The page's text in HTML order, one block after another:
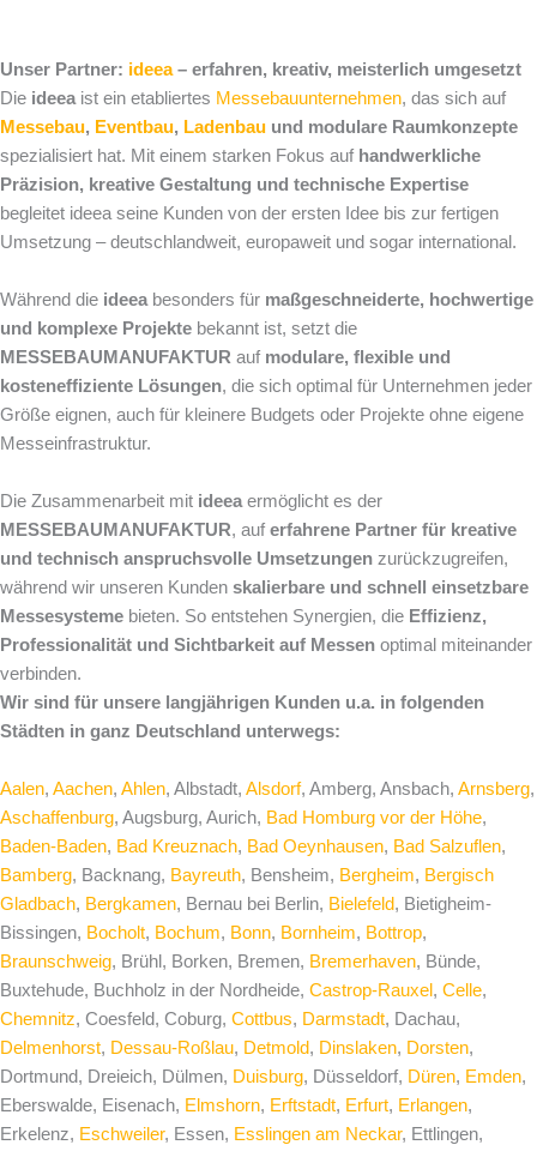
Unser Partner: ideea– erfahren, kreativ, meisterlich umgesetzt
Die ideea ist ein etabliertes Messebauunternehmen, das sich auf
Messebau, Eventbau, Ladenbau und modulare Raumkonzepte
spezialisiert hat. Mit einem starken Fokus auf handwerkliche
Präzision, kreative Gestaltung und technische Expertise
begleitet ideea seine Kunden von der ersten Idee bis zur fertigen
Umsetzung – deutschlandweit, europaweit und sogar international.
Während die ideea besonders für maßgeschneiderte, hochwertige
und komplexe Projekte bekannt ist, setzt die
MESSEBAUMANUFAKTUR auf modulare, flexible und
kosteneffiziente Lösungen, die sich optimal für Unternehmen jeder
Größe eignen, auch für kleinere Budgets oder Projekte ohne eigene
Messeinfrastruktur.
Die Zusammenarbeit mit ideea ermöglicht es der
MESSEBAUMANUFAKTUR, auf erfahrene Partner für kreative
und technisch anspruchsvolle Umsetzungen zurückzugreifen,
während wir unseren Kunden skalierbare und schnell einsetzbare
Messesysteme bieten. So entstehen Synergien, die Effizienz,
Professionalität und Sichtbarkeit auf Messen optimal miteinander
verbinden.
Wir sind für unsere langjährigen Kunden u.a. in folgenden
Städten in ganz Deutschland unterwegs:
Aalen, Aachen, Ahlen, Albstadt, Alsdorf, Amberg, Ansbach, Arnsberg,
Aschaffenburg, Augsburg, Aurich, Bad Homburg vor der Höhe,
Baden-Baden, Bad Kreuznach, Bad Oeynhausen, Bad Salzuflen,
Bamberg, Backnang, Bayreuth, Bensheim, Bergheim, Bergisch
Gladbach, Bergkamen, Bernau bei Berlin, Bielefeld, Bietigheim-
Bissingen, Bocholt, Bochum, Bonn, Bornheim, Bottrop,
Braunschweig, Brühl, Borken, Bremen, Bremerhaven, Bünde,
Buxtehude, Buchholz in der Nordheide, Castrop-Rauxel, Celle,
Chemnitz, Coesfeld, Coburg, Cottbus, Darmstadt, Dachau,
Delmenhorst, Dessau-Roßlau, Detmold, Dinslaken, Dorsten,
Dortmund, Dreieich, Dülmen, Duisburg, Düsseldorf, Düren, Emden,
Eberswalde, Eisenach, Elmshorn, Erftstadt, Erfurt, Erlangen,
Erkelenz, Eschweiler, Essen, Esslingen am Neckar, Ettlingen,